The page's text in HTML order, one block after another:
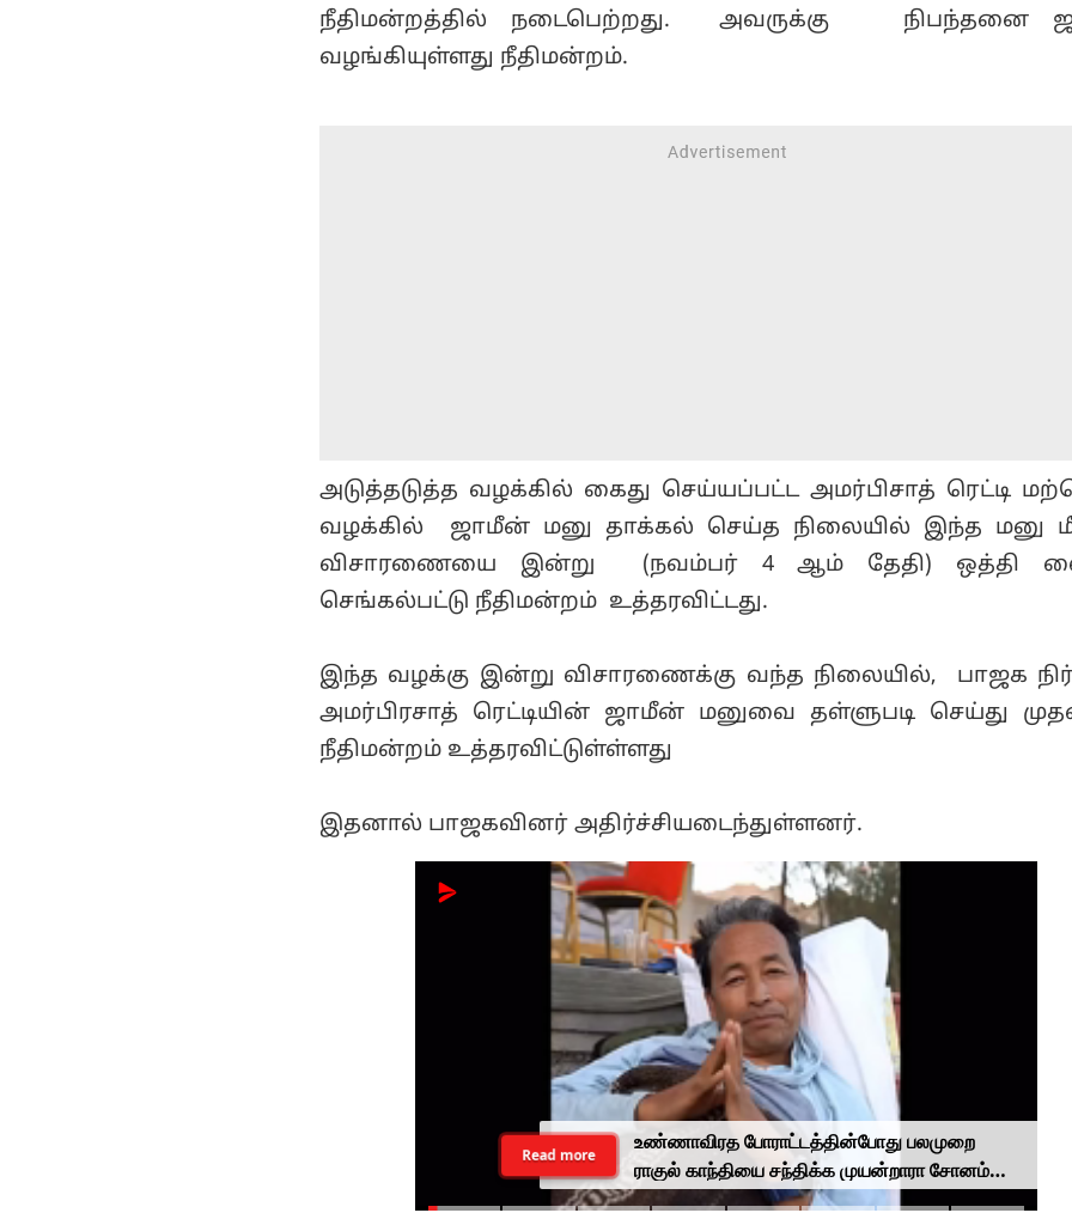
நீதிமன்றத்தில் நடைபெற்றது. அவருக்கு நிபந்தனை
வழங்கியுள்ளது நீதிமன்றம்.
அடுத்தடுத்த வழக்கில் கைது செய்யப்பட்ட அமர்பிசாத் ரெட்டி
வழக்கில் ஜாமீன் மனு தாக்கல் செய்த நிலையில் இந்த மனு
விசாரணையை இன்று (நவம்பர் 4 ஆம் தேதி) ஒத்தி
செங்கல்பட்டு நீதிமன்றம் உத்தரவிட்டது.
இந்த வழக்கு இன்று விசாரணைக்கு வந்த நிலையில், பாஜக
அமர்பிரசாத் ரெட்டியின் ஜாமீன் மனுவை தள்ளுபடி செய்து
நீதிமன்றம் உத்தரவிட்டுள்ள்ளது
இதனால் பாஜகவினர் அதிர்ச்சியடைந்துள்ளனர்.
உண்ணாவிரத போராட்டத்தின்போது பலமுறை
ராகுல் காந்தியை சந்திக்க முயன்றாரா சோனம்
வாங்சுக் மனைவி.. ஆனால் பலனில்லை...
Read more